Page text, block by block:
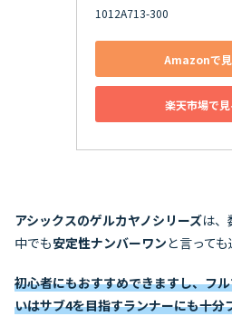
1012A713-300
Amazonで
楽天市場で見
アシックスのゲルカヤノシリーズは
中でも安定性ナンバーワンと言って
初心者にもおすすめできますし、フ
いはサブ4を目指すランナーにも十分